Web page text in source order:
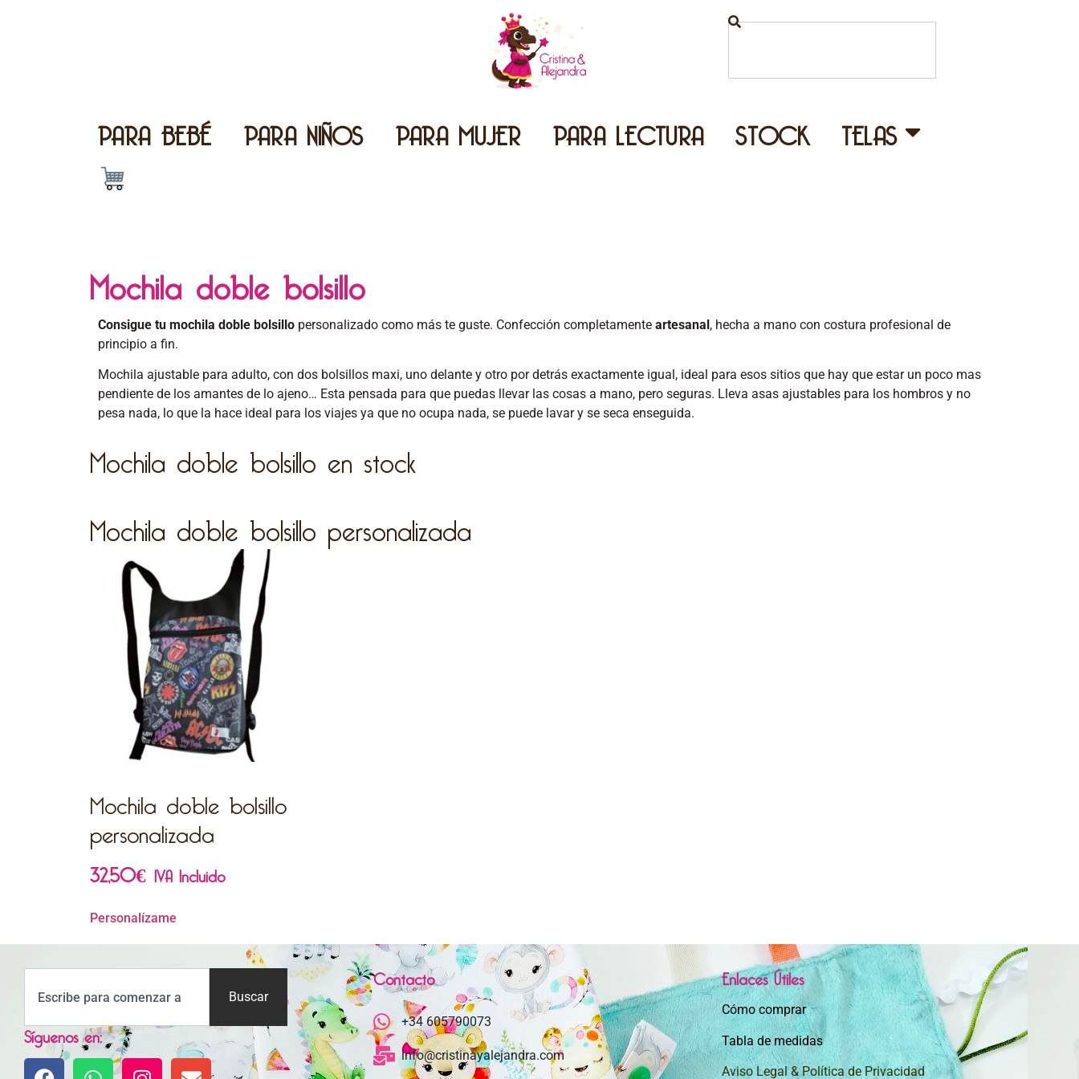
PARA BEBÉ PARA NIÑOS PARA MUJER PARA LECTURA STOCK TELAS
Mochila doble bolsillo
Consigue tu mochila doble bolsillo personalizado como más te guste. Confección completamente artesanal, hecha a mano con costura profesional de
principio a fin.
Mochila ajustable para adulto, con dos bolsillos maxi, uno delante y otro por detrás exactamente igual, ideal para esos sitios que hay que estar un poco mas
pendiente de los amantes de lo ajeno… Esta pensada para que puedas llevar las cosas a mano, pero seguras. Lleva asas ajustables para los hombros y no
pesa nada, lo que la hace ideal para los viajes ya que no ocupa nada, se puede lavar y se seca enseguida.
Mochila doble bolsillo en stock
Mochila doble bolsillo personalizada
Mochila doble bolsillo
personalizada
32,50€ IVA Incluido
Personalízame
Buscar
Síguenos en:
Contacto
+34 605790073
info@cristinayalejandra.com
Enlaces Útiles
Cómo comprar
Tabla de medidas
Aviso Legal & Política de Privacidad